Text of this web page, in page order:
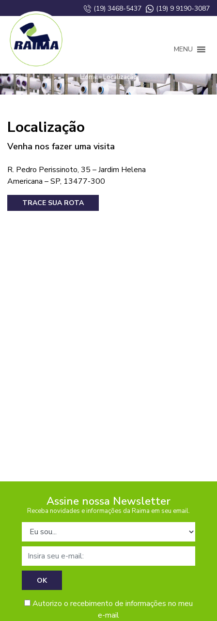
(19) 3468-5437 (19) 9 9190-3087
MENU
Localização Home»Localização
Localização
Venha nos fazer uma visita
R. Pedro Perissinoto, 35 – Jardim Helena
Americana – SP, 13477-300
TRACE SUA ROTA
Assine nossa Newsletter
Receba novidades e informações da Raima em seu email.
Autorizo o recebimento de informações no meu
e-mail